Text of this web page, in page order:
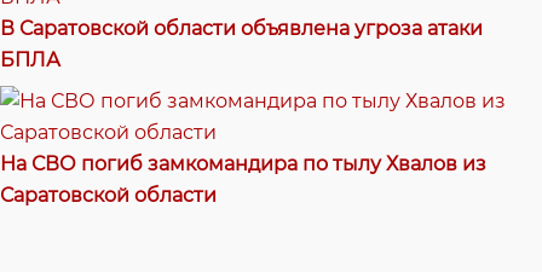
В Саратовской области объявлена угроза атаки
БПЛА
На СВО погиб замкомандира по тылу Хвалов из
Саратовской области